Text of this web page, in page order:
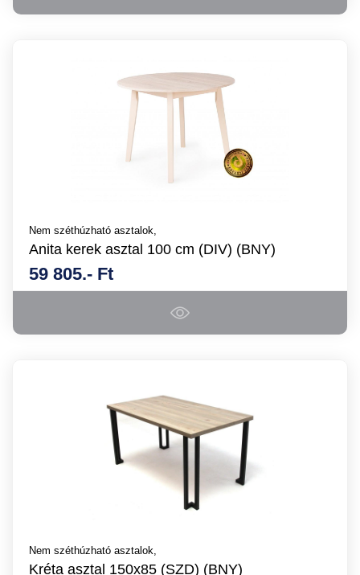
Nem széthúzható asztalok,
Anita kerek asztal 100 cm (DIV) (BNY)
59 805.- Ft
Nem széthúzható asztalok,
Kréta asztal 150x85 (SZD) (BNY)